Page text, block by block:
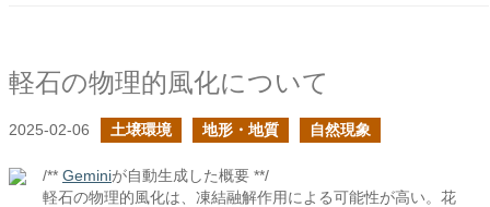
軽石の物理的風化について
2025-02-06 土壌環境 地形・地質 自然現象
/** Geminiが自動生成した概要 **/
軽石の物理的風化は、凍結融解作用による可能性が高い。花